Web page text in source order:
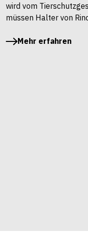
wird vom
müssen Halter von
Mehr erfahren